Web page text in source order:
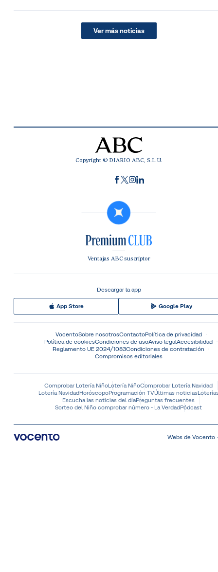
Ver más noticias
Copyright © DIARIO ABC, S.L.U.
Ventajas ABC suscriptor
Descargar la app
App Store Google Play
VocentoSobre nosotrosContactoPolítica de privacidad
Política de cookiesCondiciones de usoAviso legalAccesibilidad
Reglamento UE 2024/1083Condiciones de contratación
Compromisos editoriales
Comprobar Lotería NiñoLotería NiñoComprobar Lotería Navidad
Lotería NavidadHoróscopoProgramación TVÚltimas noticias
Escucha las noticias del díaPreguntas frecuentes
Sorteo del Niño comprobar número - La VerdadPódcast
Webs de Vocento